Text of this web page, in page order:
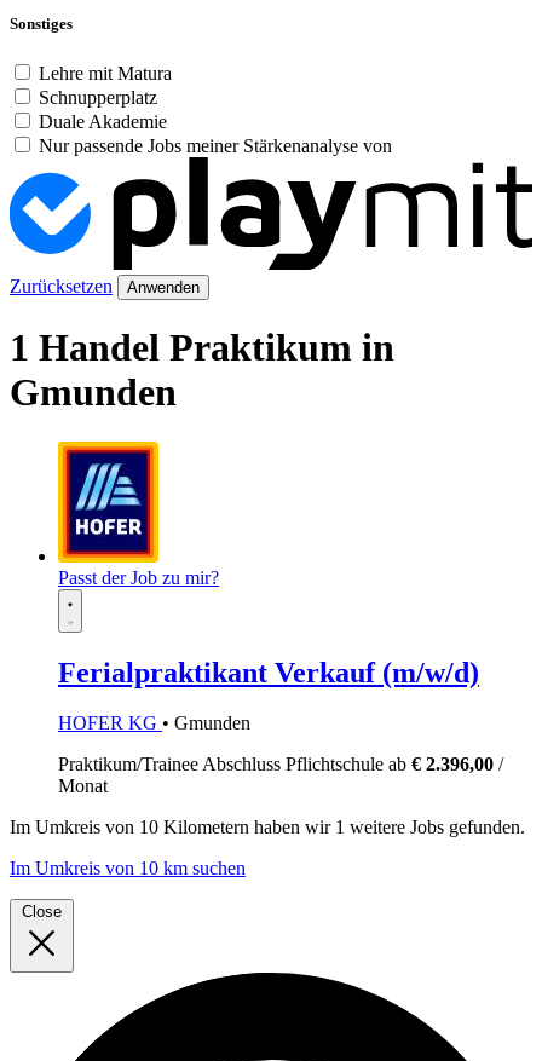
Sonstiges
Lehre mit Matura
Schnupperplatz
Duale Akademie
Nur passende Jobs meiner Stärkenanalyse von
Zurücksetzen Anwenden
1 Handel Praktikum in
Gmunden
Passt der Job zu mir?
Ferialpraktikant Verkauf (m/w/d)
HOFER KG • Gmunden
Praktikum/TraineeAbschluss Pflichtschule ab € 2.396,00 /
Monat
Im Umkreis von 10 Kilometern haben wir 1 weitere Jobs gefunden.
Im Umkreis von 10 km suchen
Close